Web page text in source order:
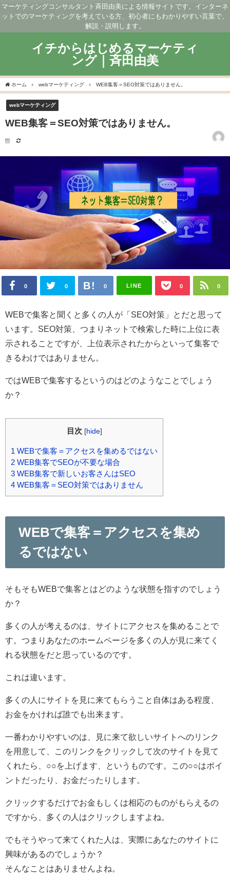
マーケティングコンサルタント斉田由美による情報サイトです。インターネ
ットでのマーケティングを考えている方、初心者にもわかりやすい言葉で、
解説・説明します。
イチからはじめるマーケティ
ング｜斉田由美
ホーム webマーケティング WEB集客＝SEO対策ではありません。
webマーケティング
WEB集客＝SEO対策ではありません。
0 0 0 LINE 0 0
WEBで集客と聞くと多くの人が「SEO対策」とだと思って
います。SEO対策、つまりネットで検索した時に上位に表
示されることですが、上位表示されたからといって集客で
きるわけではありません。
ではWEBで集客するというのはどのようなことでしょう
か？
目次 [hide]
1 WEBで集客＝アクセスを集めるではない
2 WEB集客でSEOが不要な場合
3 WEB集客で新しいお客さんはSEO
4 WEB集客＝SEO対策ではありません
WEBで集客＝アクセスを集め
るではない
そもそもWEBで集客とはどのような状態を指すのでしょう
か？
多くの人が考えるのは、サイトにアクセスを集めることで
す。つまりあなたのホームページを多くの人が見に来てく
れる状態をだと思っているのです。
これは違います。
多くの人にサイトを見に来てもらうこと自体はある程度、
お金をかければ誰でも出来ます。
一番わかりやすいのは、見に来て欲しいサイトへのリンク
を用意して、このリンクをクリックして次のサイトを見て
くれたら、○○を上げます、というものです。この○○はポイ
ントだったり、お金だったりします。
クリックするだけでお金もしくは相応のものがもらえるの
ですから、多くの人はクリックしますよね。
でもそうやって来てくれた人は、実際にあなたのサイトに
興味があるのでしょうか？
そんなことはありませんよね。